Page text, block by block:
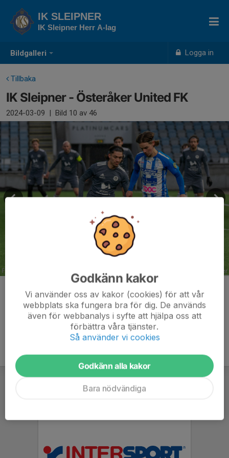
Bildgalleri Logga in
IK SLEIPNER
IK Sleipner Herr A-lag
Tillbaka
IK Sleipner - Österåker United FK
2024-03-09 | Bild 10 av 46
Kommentarer
Godkänn kakor
Vi använder oss av kakor (cookies) för att vår
webbplats ska fungera bra för dig. De används
även för webbanalys i syfte att hjälpa oss att
förbättra våra tjänster.
Så använder vi cookies
Godkänn alla kakor
Bara nödvändiga